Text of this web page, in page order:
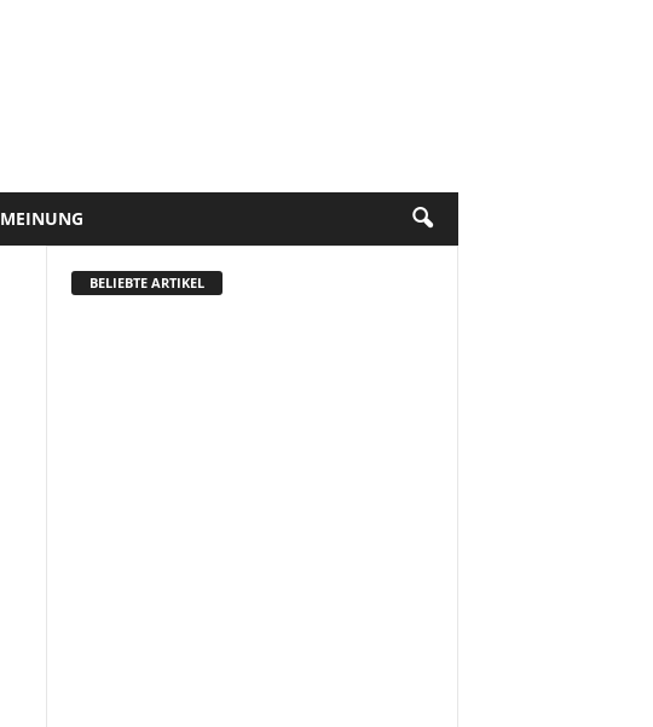
MEINUNG
BELIEBTE ARTIKEL